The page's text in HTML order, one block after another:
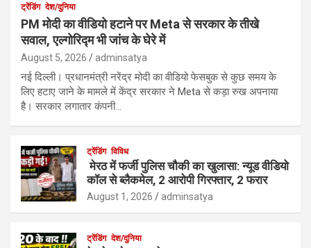
ट्रेंडिंग देश/दुनिया
PM मोदी का वीडियो हटाने पर Meta से सरकार के तीखे
सवाल, एल्गोरिद्म भी जांच के घेरे में
August 5, 2026 adminsatya
नई दिल्ली। प्रधानमंत्री नरेंद्र मोदी का वीडियो फेसबुक से कुछ समय के
लिए हटाए जाने के मामले में केंद्र सरकार ने Meta से कड़ा रुख अपनाया
है। सरकार लगातार कंपनी…
ट्रेंडिंग विविध
मेरठ में फर्जी पुलिस चौकी का खुलासा: न्यूड वीडियो
कॉल से ब्लैकमेल, 2 आरोपी गिरफ्तार, 2 फरार
August 1, 2026 adminsatya
ट्रेंडिंग देश/दुनिया